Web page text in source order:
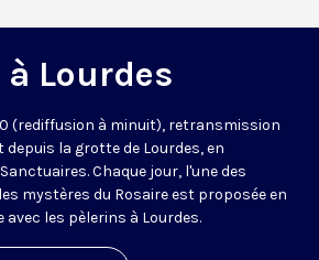
Lourdes
(rediffusion à minuit), retransmission
la grotte de Lourdes, en
Chaque jour, l'une des
mystères du Rosaire est proposée en
les pèlerins à Lourdes.